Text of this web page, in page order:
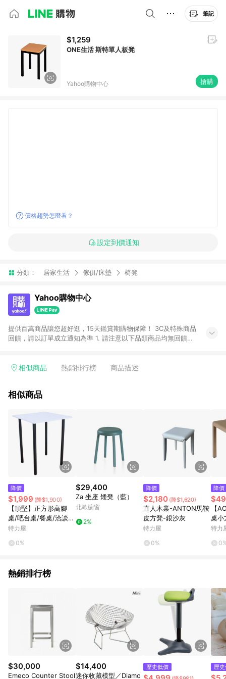
筆記
$1,259
ONE生活 斯特單人板凳
Yahoo購物中心 搶購
價格趨勢怎麼看？
設定到價通知
分類： 居家生活 傢俱/床墊 椅凳
Yahoo購物中心
提供百萬商品讓您超好逛，15天鑑賞期購物保障！ 3C及特殊商品
回饋，請以訂單成立通知為準 1. 請注意以下品類商品均無回饋：
電玩/遊戲/相機/單眼/鏡頭/拍立得 [2024/6/1起適用] -內接硬
的購回饋活動享Yahoo超贈點回饋者 - 購物中心商店之商品：商
3. 訂單回饋金額將扣除運費/購物金/超贈點/福利金/紅利折抵/折
價券等虛擬貨幣折抵 4. 大宗採購或批發轉賣不具回饋資格： 如
有相關事證認定您為大宗採購、批發轉賣而非最終消費使用者，
相關認定以Yahoo購物中心之認定為準
相似商品 熱銷排行榜 商品描述
相似商品
降價
$1,999 (降$1,900)
【頂堅】正方形高腳
桌/吧台桌/餐桌/洽談
桌-寬80x高98/公分-四
特力屋
0%
$29,400
Za 坐座 矮凳（藍）
北歐櫥窗
2%
降價
$2,180 (降$1,620)
直人木業-ANTON馬鞍
皮方凳-銀沙灰
特力屋
0%
降價
【
桌小
分卡
特力
熱銷排行榜
$30,000
Emeco Counter Stool
$14,400
迷你收藏模型／Diamo
歷史低價 歷